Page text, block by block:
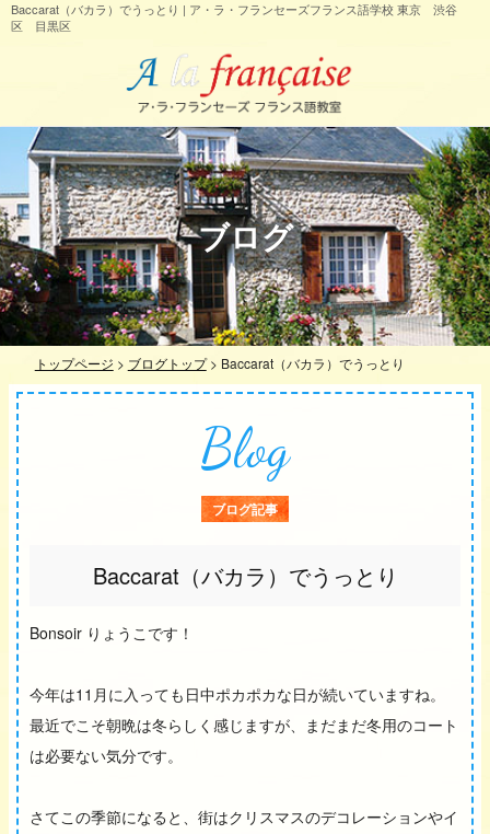
Baccarat（バカラ）でうっとり | ア・ラ・フランセーズフランス語学校 東京 渋谷
区 目黒区
ブログ
トップページ > ブログトップ> Baccarat（バカラ）でうっとり
Blog
ブログ記事
Baccarat（バカラ）でうっとり
Bonsoir りょうこです！
今年は11月に入っても日中ポカポカな日が続いていますね。
最近でこそ朝晩は冬らしく感じますが、まだまだ冬用のコート
は必要ない気分です。
さてこの季節になると、街はクリスマスのデコレーションやイ